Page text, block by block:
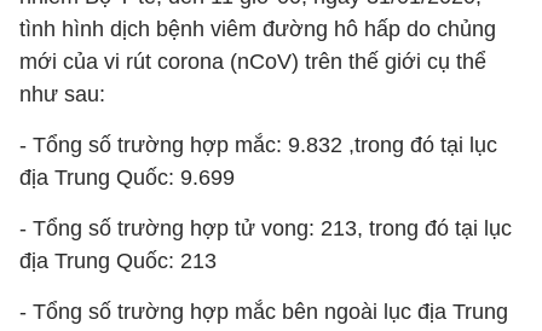
tình hình dịch bệnh viêm đường hô hấp do chủng
mới của vi rút corona (nCoV) trên thế giới cụ thể
như sau:
- Tổng số trường hợp mắc: 9.832 ,trong đó tại lục
địa Trung Quốc: 9.699
- Tổng số trường hợp tử vong: 213, trong đó tại lục
địa Trung Quốc: 213
- Tổng số trường hợp mắc bên ngoài lục địa Trung